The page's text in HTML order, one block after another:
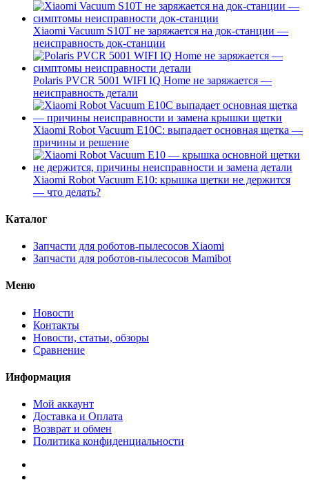
Xiaomi Vacuum S10T не заряжается на док-станции —
неисправность док-станции
Polaris PVCR 5001 WIFI IQ Home не заряжается —
неисправность детали
Xiaomi Robot Vacuum E10C: выпадает основная щетка —
причины и решение
Xiaomi Robot Vacuum E10: крышка щетки не держится
— что делать?
Каталог
Запчасти для роботов-пылесосов Xiaomi
Запчасти для роботов-пылесосов Mamibot
Меню
Новости
Контакты
Новости, статьи, обзоры
Сравнение
Информация
Мой аккаунт
Доставка и Оплата
Возврат и обмен
Политика конфиденциальности